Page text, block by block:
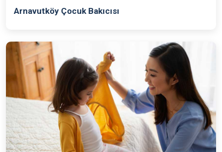
Arnavutköy Çocuk Bakıcısı